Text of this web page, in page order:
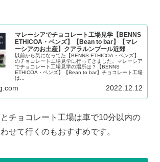
マレーシアでチョコレート工場見学【BENNS
ETHICOA・ベンズ】【Bean to bar】【マレ
ーシアのお土産】クアラルンプール近郊
以前から気になってた【BENNS ETHICOA・ベンズ】
のチョコレート工場見学に行ってきました。マレーシア
でチョコレート工場見学の場所は？【BENNS
ETHICOA・ベンズ】【Bean to bar】チョコレート工場
は...
2022.12.12
とチョコレート工場は車で10分以内の
せて行くのもおすすめです。